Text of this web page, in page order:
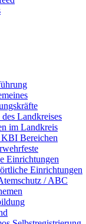
Landkreises
im Landkreis
KBI Bereichen
Einrichtungen
Einrichtungen
/ ABC